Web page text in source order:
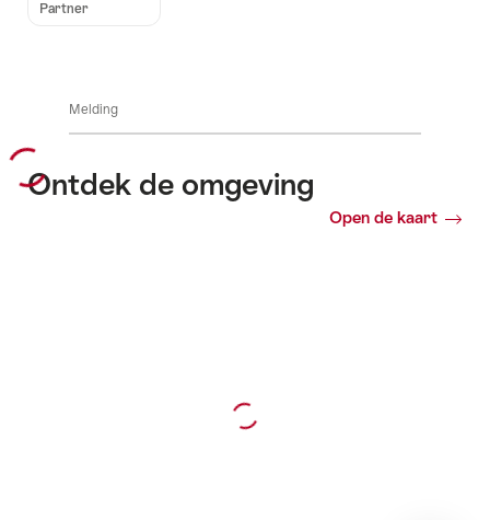
Partner
Melding
Ontdek de omgeving
Open de kaart